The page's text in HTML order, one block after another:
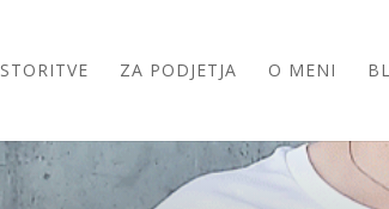
STORITVE ZA PODJETJA O MENI